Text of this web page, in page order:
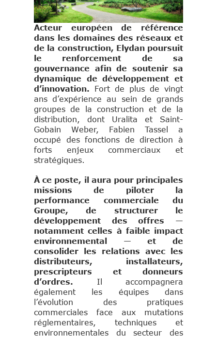
Acteur européen de référence
dans les domaines des réseaux et
de la construction, Elydan poursuit
le renforcement de sa
gouvernance afin de soutenir sa
dynamique de développement et
d’innovation. Fort de plus de vingt
ans d’expérience au sein de grands
groupes de la construction et de la
distribution, dont Uralita et Saint-
Gobain Weber, Fabien Tassel a
occupé des fonctions de direction à
forts enjeux commerciaux et
stratégiques.
À ce poste, il aura pour principales
missions de piloter la
performance commerciale du
Groupe, de structurer le
développement des offres —
notamment celles à faible impact
environnemental — et de
consolider les relations avec les
distributeurs, installateurs,
prescripteurs et donneurs
d’ordres. Il accompagnera
également les équipes dans
l’évolution des pratiques
commerciales face aux mutations
réglementaires, techniques et
environnementales du secteur des